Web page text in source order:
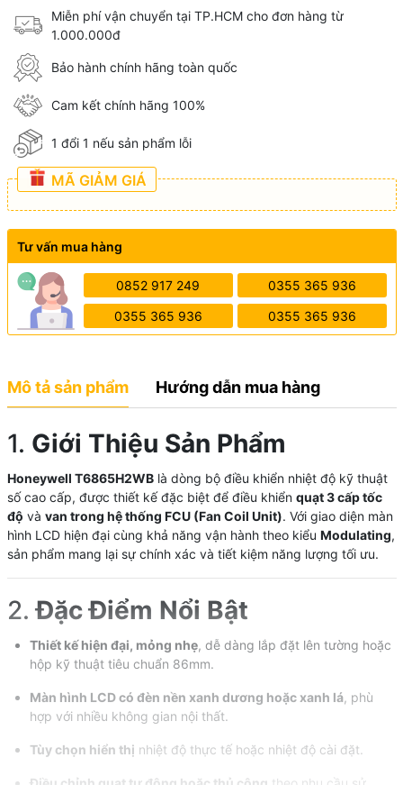
Miễn phí vận chuyển tại TP.HCM cho đơn hàng từ
1.000.000đ
Bảo hành chính hãng toàn quốc
Cam kết chính hãng 100%
1 đổi 1 nếu sản phẩm lỗi
MÃ GIẢM GIÁ
Tư vấn mua hàng
0852 917 249 0355 365 936
0355 365 936 0355 365 936
Mô tả sản phẩm Hướng dẫn mua hàng
1. Giới Thiệu Sản Phẩm
Honeywell T6865H2WBlà dòng bộ điều khiển nhiệt độ kỹ thuật
số cao cấp, được thiết kế đặc biệt để điều khiển quạt 3 cấp tốc
độ và van trong hệ thống FCU (Fan Coil Unit). Với giao diện màn
hình LCD hiện đại cùng khả năng vận hành theo kiểu Modulating,
sản phẩm mang lại sự chính xác và tiết kiệm năng lượng tối ưu.
2.Đặc Điểm Nổi Bật
Thiết kế hiện đại, mỏng nhẹ, dễ dàng lắp đặt lên tường hoặc
hộp kỹ thuật tiêu chuẩn 86mm.
Màn hình LCD có đèn nền xanh dương hoặc xanh lá, phù
hợp với nhiều không gian nội thất.
Tùy chọn hiển thị nhiệt độ thực tế hoặc nhiệt độ cài đặt.